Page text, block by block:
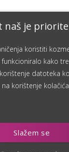
naš je
koristiti
funkcioniralo kako
datoteka
korištenje
Slažem se
u košaricu